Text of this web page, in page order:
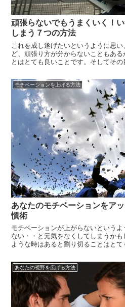
頑張らないでもうまくいく！
しまう７つの方法
これを成し遂げたいというように思
ど、頑張り方が分からないこともあ
とはとても良いことです。そしてその
からない、このままの自分でいても
でしょう。...
モチベーションを上げる方法
あなたのモチベーションをア
慣術
モチベーションが上がらないという
ない・・と元気をなくしてしまうか
ような時はあると割り切ることはと
い気持ちになるかもしれません。で
も良いので...
あなたの視野を広げる方法